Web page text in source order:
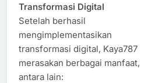
Transformasi Digital
Setelah berhasil
mengimplementasikan
transformasi digital, Kaya787
merasakan berbagai manfaat,
antara lain: